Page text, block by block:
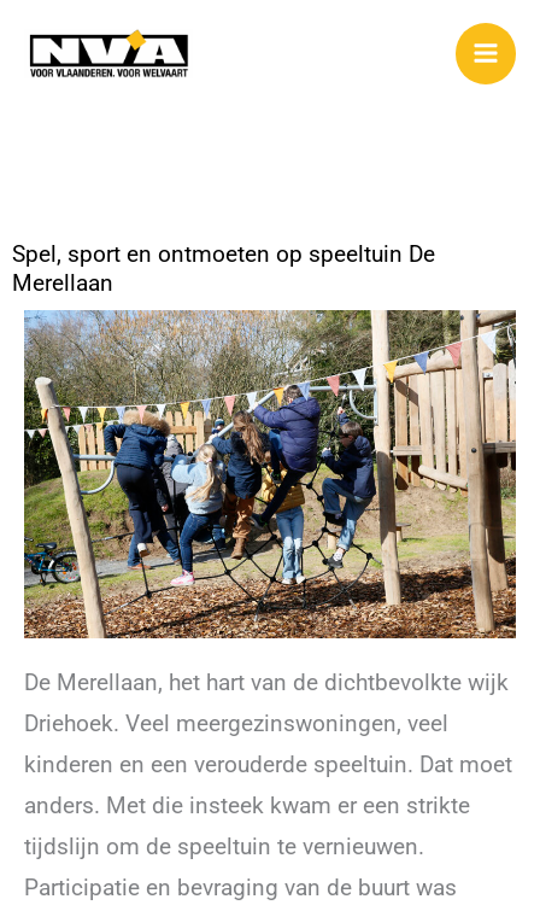
naar
Spel, sport en ontmoeten op speeltuin De
Merellaan
De Merellaan, het hart van de dichtbevolkte wijk
Driehoek. Veel meergezinswoningen, veel
kinderen en een verouderde speeltuin. Dat moet
anders. Met die insteek kwam er een strikte
tijdslijn om de speeltuin te vernieuwen.
Participatie en bevraging van de buurt was